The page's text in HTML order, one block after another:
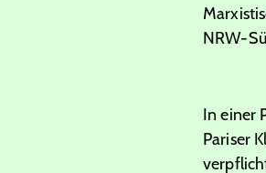
NRW-
In einer
Pariser